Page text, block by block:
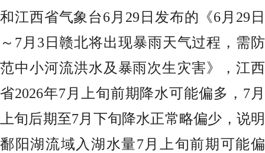
和江西省气象台6月29日发布的《6月29日
～7月3日赣北将出现暴雨天气过程，需防
范中小河流洪水及暴雨次生灾害》，江西
省2026年7月上旬前期降水可能偏多，7月
上旬后期至7月下旬降水正常略偏少，说明
鄱阳湖流域入湖水量7月上旬前期可能偏